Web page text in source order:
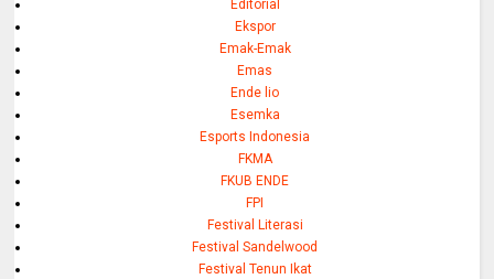
Editorial
Ekspor
Emak-Emak
Emas
Ende lio
Esemka
Esports Indonesia
FKMA
FKUB ENDE
FPI
Festival Literasi
Festival Sandelwood
Festival Tenun Ikat